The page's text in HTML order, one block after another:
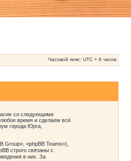
Часовой пояс: UTC + 6 часов
со следующими
время и сделаем всё
города Юрга,
Group», «phpBB Teams»),
строго связаны с
в них. За